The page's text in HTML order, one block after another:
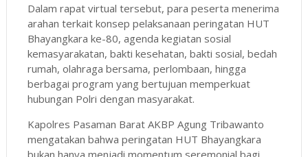
Dalam rapat virtual tersebut, para peserta menerima
arahan terkait konsep pelaksanaan peringatan HUT
Bhayangkara ke-80, agenda kegiatan sosial
kemasyarakatan, bakti kesehatan, bakti sosial, bedah
rumah, olahraga bersama, perlombaan, hingga
berbagai program yang bertujuan memperkuat
hubungan Polri dengan masyarakat.
Kapolres Pasaman Barat AKBP Agung Tribawanto
mengatakan bahwa peringatan HUT Bhayangkara
bukan hanya menjadi momentum seremonial bagi